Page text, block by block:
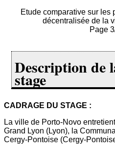
Etude comparative sur les
décentralisée de la
Page
Description de
stage
CADRAGE DU STAGE :
La ville de Porto-Novo
Grand Lyon (Lyon), la
Cergy-Pontoise (Cergy-